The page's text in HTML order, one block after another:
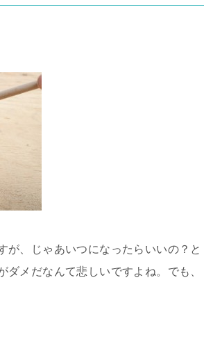
が、じゃあいつになったらいいの？と
メだなんて悲しいですよね。でも、